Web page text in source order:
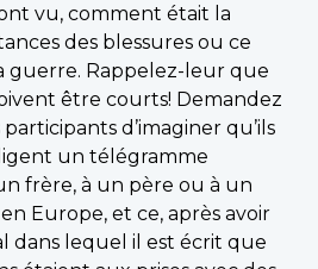
vu, comment était la
des blessures ou ce
guerre. Rappelez-leur que
être courts! Demandez
d’imaginer qu’ils
un télégramme
frère, à un père ou à un
Europe, et ce, après avoir
dans lequel il est écrit que